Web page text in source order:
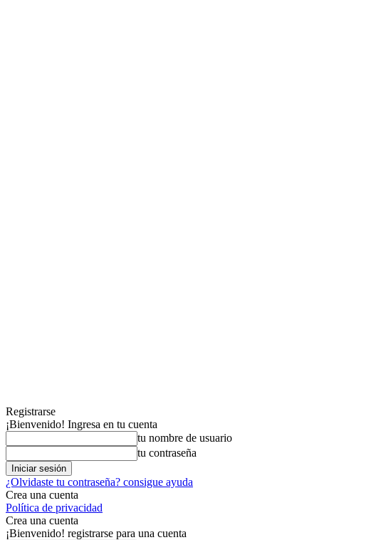
Registrarse
¡Bienvenido! Ingresa en tu cuenta
tu nombre de usuario
tu contraseña
¿Olvidaste tu contraseña? consigue ayuda
Crea una cuenta
Política de privacidad
Crea una cuenta
¡Bienvenido! registrarse para una cuenta